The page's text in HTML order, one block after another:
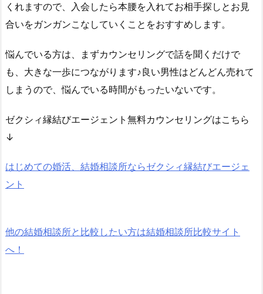
くれますので、入会したら本腰を入れてお相手探しとお見
合いをガンガンこなしていくことをおすすめします。
悩んでいる方は、まずカウンセリングで話を聞くだけで
も、大きな一歩につながります♪良い男性はどんどん売れて
しまうので、悩んでいる時間がもったいないです。
ゼクシィ縁結びエージェント無料カウンセリングはこちら
↓
はじめての婚活、結婚相談所ならゼクシィ縁結びエージェ
ント
他の結婚相談所と比較したい方は結婚相談所比較サイト
へ！